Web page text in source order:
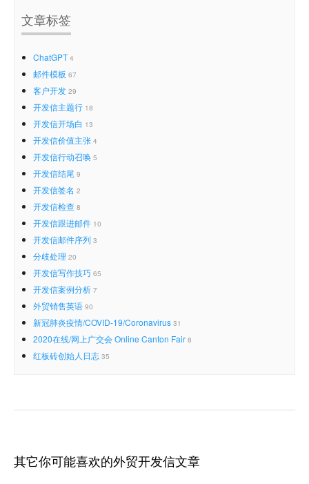
文章标签
ChatGPT 4
邮件模板 67
客户开发 29
开发信主题行 18
开发信开场白 13
开发信价值主张 4
开发信行动召唤 5
开发信结尾 9
开发信签名 2
开发信检查 8
开发信跟进邮件 10
开发信邮件序列 3
分歧处理 20
开发信写作技巧 65
开发信案例分析 7
外贸销售英语 90
新冠肺炎疫情/COVID-19/Coronavirus 31
2020在线/网上广交会 Online Canton Fair 8
红板砖创始人日志 35
其它你可能喜欢的外贸开发信文章